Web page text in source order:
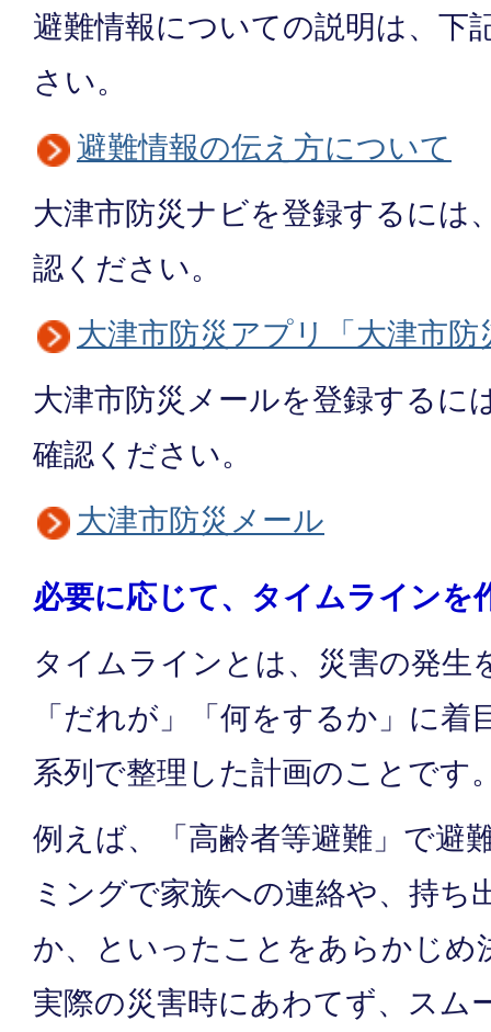
避難情報についての説明は、下
さい。
避難情報の伝え方について
大津市防災ナビを登録するには
認ください。
大津市防災アプリ「大津市防
大津市防災メールを登録するに
確認ください。
大津市防災メール
必要に応じて、タイムラインを
タイムラインとは、災害の発生
「だれが」「何をするか」に着
系列で整理した計画のことです
例えば、「高齢者等避難」で避
ミングで家族への連絡や、持ち
か、といったことをあらかじめ
実際の災害時にあわてず、スム